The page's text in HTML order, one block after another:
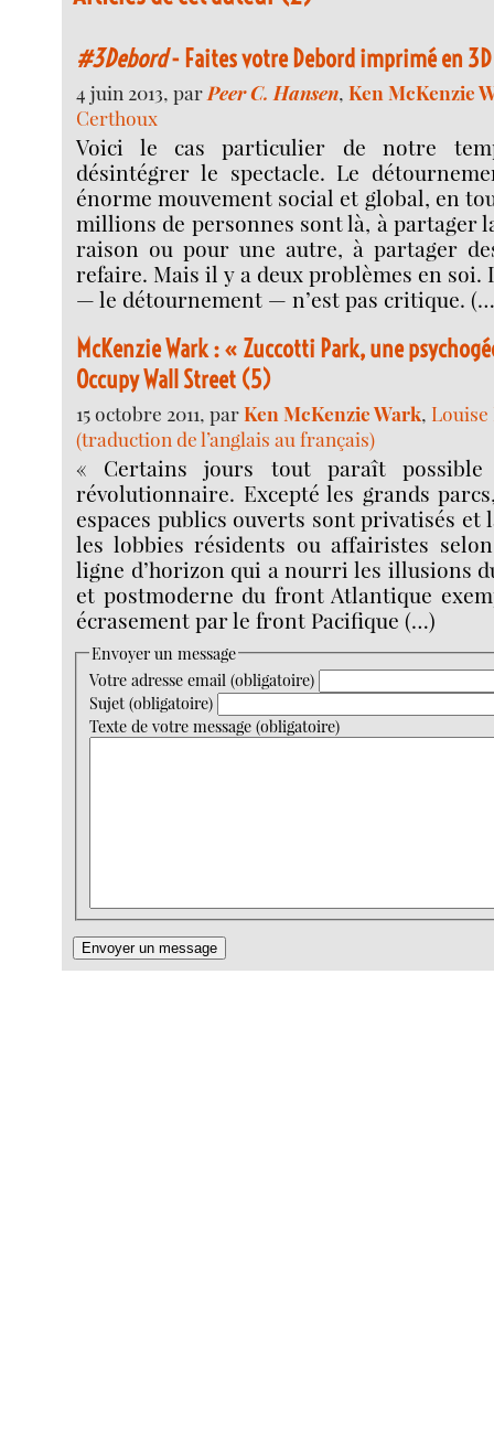
#3Debord- Faites votre Debord imprimé en 3D
4 juin 2013, par Peer C. Hansen,Ken McKenzie
Certhoux
Voici le cas particulier de notre
désintégrer le spectacle. Le
énorme mouvement social et global, en
millions de personnes sont là, à partager
raison ou pour une autre, à partager
refaire. Mais il y a deux problèmes en soi.
— le détournement — n’est pas critique.
McKenzie Wark : « Zuccotti Park, une
Occupy Wall Street (5)
15 octobre 2011, parKen McKenzie Wark,Louise
(traduction de l’anglais au français)
« Certains jours tout paraît
révolutionnaire. Excepté les grands
espaces publics ouverts sont privatisés et
les lobbies résidents ou affairistes
ligne d’horizon qui a nourri les illusions
et postmoderne du front Atlantique
écrasement par le front Pacifique (…)
Envoyer un message
Votre adresse email (obligatoire)
Sujet (obligatoire)
Texte de votre message (obligatoire)